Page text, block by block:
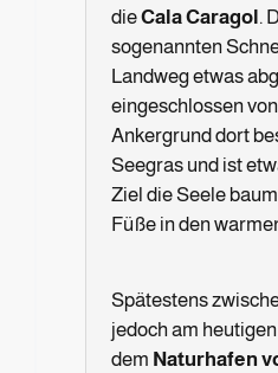
dieCala Caragol.
sogenannten
Landweg etwas
eingeschlossen
Ankergrund dort
Seegras und ist
Ziel die Seele
Füße in den
Spätestens
jedoch am
dem Naturhafen